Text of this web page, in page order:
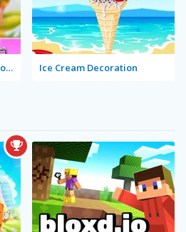
Homemade Ice Cream Cooking Ice Cream Decoration